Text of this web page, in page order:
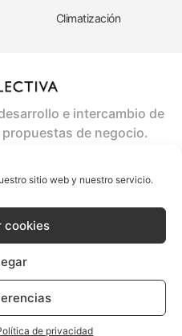
sitio web y nuestro servicio.
cookies
de privacidad
Climatización
e intercambio de
de negocio.
669 413
POLÍTICA DE COOKIES